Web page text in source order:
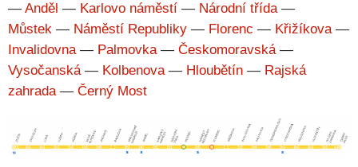
— Anděl — Karlovo náměstí — Národní třída—
Můstek — Náměstí Republiky — Florenc — Křižíkova—
Invalidovna— Palmovka— Českomoravská—
Vysočanská— Kolbenova— Hloubětín — Rajská
zahrada— Černý Most